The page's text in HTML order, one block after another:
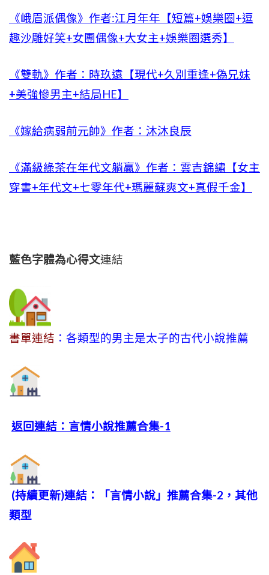
《峨眉派偶像》作者:江月年年【短篇+娛樂圈+逗
趣沙雕好笑+女團偶像+大女主+娛樂圈選秀】
《雙軌》作者：時玖遠【現代+久別重逢+偽兄妹
+美強慘男主+結局HE】
《嫁給病弱前元帥》作者：沐沐良辰
《滿級綠茶在年代文躺贏》作者：雲吉錦繡【女主
穿書+年代文+七零年代+瑪麗蘇爽文+真假千金】
藍色字體為心得文連結
書單連結 ：各類型的男主是太子的古代小說推薦
返回連結：言情小說推薦合集-1
(持續更新)連結：「言情小說」推薦合集-2，其他
類型